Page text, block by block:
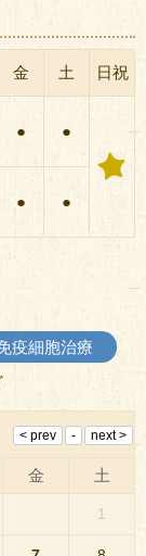
金 土 日祝
● ●
● ●
疫細胞治療
金 土
1